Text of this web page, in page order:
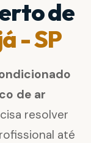
de
- SP
de ar
resolver
até